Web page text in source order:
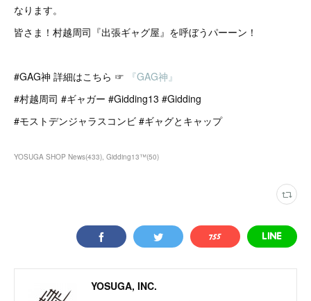
なります。
皆さま！村越周司『出張ギャグ屋』を呼ぼうパーーン！
#GAG神 詳細はこちら ☞
『GAG神』
#村越周司 #ギャガー #Gidding13 #Gidding
#モストデンジャラスコンビ #ギャグとキャップ
YOSUGA SHOP News(433) Gidding13™(50)
YOSUGA, INC.